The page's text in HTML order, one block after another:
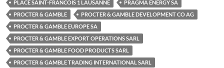
PLACE SAINT-FRANCOIS 1 LAUSANNE
PRAGMA ENERGY SA
PROCTER & GAMBLE
PROCTER & GAMBLE DEVELOPMENT CO AG
PROCTER & GAMBLE EUROPE SA
PROCTER & GAMBLE EXPORT OPERATIONS SARL
PROCTER & GAMBLE FOOD PRODUCTS SARL
PROCTER & GAMBLE TRADING INTERNATIONAL SARL